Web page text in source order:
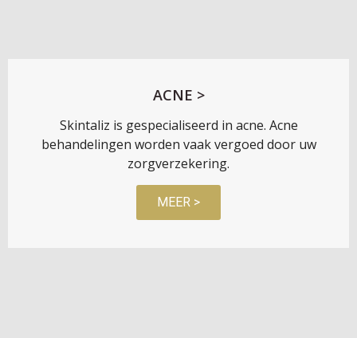
ACNE >
Skintaliz is gespecialiseerd in acne. Acne
behandelingen worden vaak vergoed door uw
zorgverzekering.
MEER >